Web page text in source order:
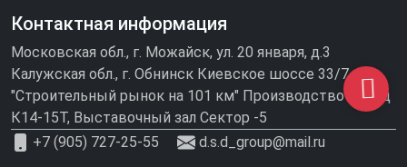
Контактная информация
Московская обл., г. Можайск, ул. 20 января, д.3
Калужская обл., г. Обнинск Киевское шоссе 33/7
"Строительный рынок на 101 км" Производство\склад
К14-15Т, Выставочный зал Сектор -5
+7 (905) 727-25-55
d.s.d_group@mail.ru